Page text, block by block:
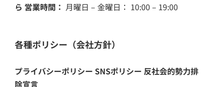
ら 営業時間： 月曜日 – 金曜日： 10:00 – 19:00
各種ポリシー（会社方針）
プライバシーポリシー SNSポリシー 反社会的勢力排
除宣言